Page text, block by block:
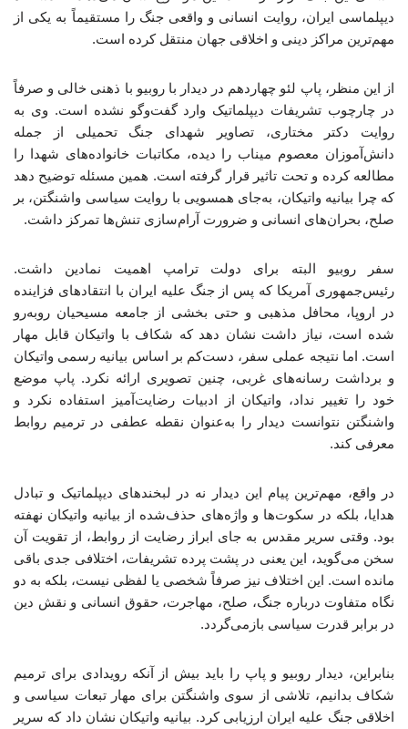
دیپلماسی ایران، روایت انسانی و واقعی جنگ را مستقیماً به یکی از
مهم‌ترین مراکز دینی و اخلاقی جهان منتقل کرده است.
از این منظر، پاپ لئو چهاردهم در دیدار با روبیو با ذهنی خالی و صرفاً
در چارچوب تشریفات دیپلماتیک وارد گفت‌وگو نشده است. وی به
روایت دکتر مختاری، تصاویر شهدای جنگ تحمیلی از جمله
دانش‌آموزان معصوم میناب را دیده، مکاتبات خانواده‌های شهدا را
مطالعه کرده و تحت تاثیر قرار گرفته است. همین مسئله توضیح دهد
که چرا بیانیه واتیکان، به‌جای همسویی با روایت سیاسی واشنگتن، بر
صلح، بحران‌های انسانی و ضرورت آرام‌سازی تنش‌ها تمرکز داشت.
سفر روبیو البته برای دولت ترامپ اهمیت نمادین داشت.
رئیس‌جمهوری آمریکا که پس از جنگ علیه ایران با انتقادهای فزاینده
در اروپا، محافل مذهبی و حتی بخشی از جامعه مسیحیان روبه‌رو
شده است، نیاز داشت نشان دهد که شکاف با واتیکان قابل مهار
است. اما نتیجه عملی سفر، دست‌کم بر اساس بیانیه رسمی واتیکان
و برداشت رسانه‌های غربی، چنین تصویری ارائه نکرد. پاپ موضع
خود را تغییر نداد، واتیکان از ادبیات رضایت‌آمیز استفاده نکرد و
واشنگتن نتوانست دیدار را به‌عنوان نقطه عطفی در ترمیم روابط
معرفی کند.
در واقع، مهم‌ترین پیام این دیدار نه در لبخندهای دیپلماتیک و تبادل
هدایا، بلکه در سکوت‌ها و واژه‌های حذف‌شده از بیانیه واتیکان نهفته
بود. وقتی سریر مقدس به جای ابراز رضایت از روابط، از تقویت آن
سخن می‌گوید، این یعنی در پشت پرده تشریفات، اختلافی جدی باقی
مانده است. این اختلاف نیز صرفاً شخصی یا لفظی نیست، بلکه به دو
نگاه متفاوت درباره جنگ، صلح، مهاجرت، حقوق انسانی و نقش دین
در برابر قدرت سیاسی بازمی‌گردد.
بنابراین، دیدار روبیو و پاپ را باید بیش از آنکه رویدادی برای ترمیم
شکاف بدانیم، تلاشی از سوی واشنگتن برای مهار تبعات سیاسی و
اخلاقی جنگ علیه ایران ارزیابی کرد. بیانیه واتیکان نشان داد که سریر